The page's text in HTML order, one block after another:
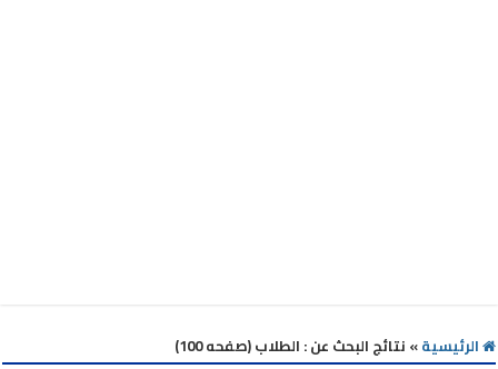
الرئيسية» نتائج البحث عن : الطلاب (صفحه 100)